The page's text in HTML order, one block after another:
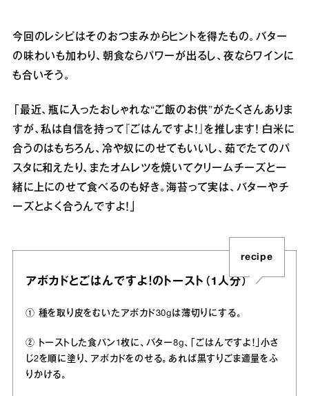
今回のレシピはそのおつまみからヒントを得たもの。バター
の味わいも加わり、朝食ならパワーが出るし、夜ならワインに
も合いそう。
「最近、瓶に入ったおしゃれな“ご飯のお供”がたくさんありま
すが、私は自信を持って『ごはんですよ！』を推します！ 白米に
合うのはもちろん、冷や奴にのせてもいいし、茹でたてのパ
スタに和えたり、またオムレツを焼いてクリームチーズと一
緒に上にのせて食べるのも好き。海苔って実は、バターやチ
ーズとよく合うんですよ！」
recipe
アボカドとごはんですよ！のトースト（1人分）
① 種を取り皮をむいたアボカド30gは薄切りにする。
② トーストした食パン1枚に、バター8g、「ごはんですよ！」小さ
じ2を順に塗り、アボカドをのせる。あれば黒すりごま適量をふ
りかける。